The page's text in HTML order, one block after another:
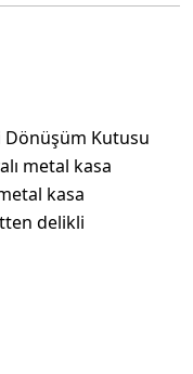
Dönüşüm Kutusu
metal kasa
kasa
delikli